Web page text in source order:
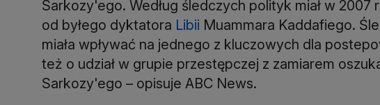
Sarkozy'ego. Według śledczych polityk miał w
od byłego dyktatora Libii Muammara Kaddafiego.
miała wpływać na jednego z kluczowych dla
też o udział w grupie przestępczej z zamiarem
Sarkozy'ego – opisuje ABC News.